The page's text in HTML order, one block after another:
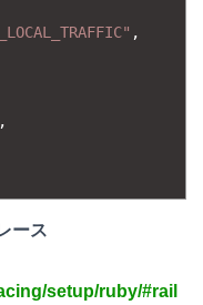
,
,
ース
setup/ruby/#rail